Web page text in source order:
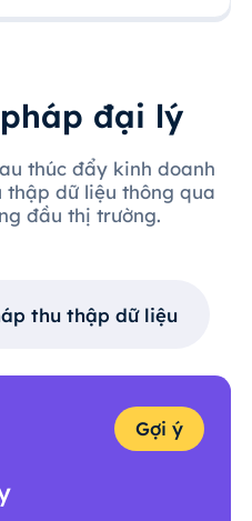
đại lý
thúc đẩy kinh doanh
dữ liệu thông qua
đầu thị trường.
thu thập dữ liệu
Gợi ý